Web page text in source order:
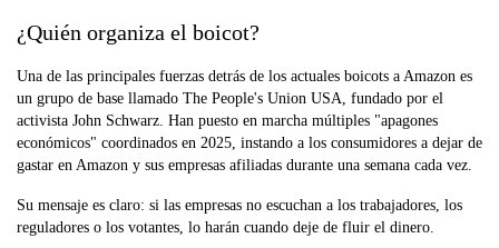
¿Quién organiza el boicot?
Una de las principales fuerzas detrás de los actuales boicots a Amazon es
un grupo de base llamado The People's Union USA, fundado por el
activista John Schwarz. Han puesto en marcha múltiples "apagones
económicos" coordinados en 2025, instando a los consumidores a dejar de
gastar en Amazon y sus empresas afiliadas durante una semana cada vez.
Su mensaje es claro: si las empresas no escuchan a los trabajadores, los
reguladores o los votantes, lo harán cuando deje de fluir el dinero.